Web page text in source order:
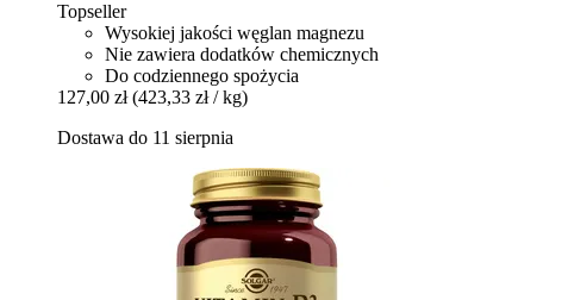
Topseller
Wysokiej jakości węglan magnezu
Nie zawiera dodatków chemicznych
Do codziennego spożycia
127,00 zł (423,33 zł / kg)
Dostawa do 11 sierpnia